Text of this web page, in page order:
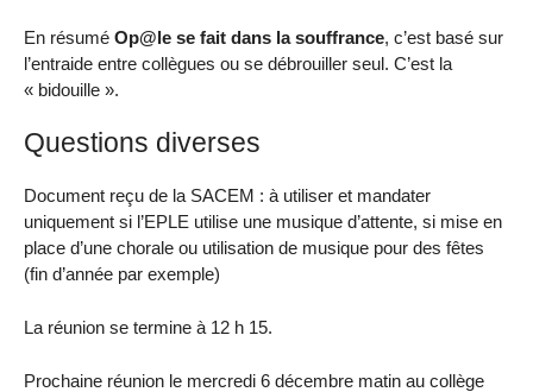
En résumé Op@le se fait dans la souffrance, c’est basé sur
l’entraide entre collègues ou se débrouiller seul. C’est la
« bidouille ».
Questions diverses
Document reçu de la SACEM : à utiliser et mandater
uniquement si l’EPLE utilise une musique d’attente, si mise en
place d’une chorale ou utilisation de musique pour des fêtes
(fin d’année par exemple)
La réunion se termine à 12 h 15.
Prochaine réunion le mercredi 6 décembre matin au collège